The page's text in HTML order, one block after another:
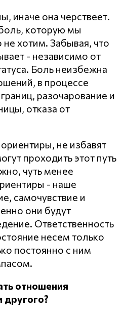
иначе она черствеет.
которую мы
не хотим. Забывая, что
- независимо от
Боль неизбежна
в процессе
разочарование и
отказа от
не избавят
проходить этот путь
чуть менее
- наше
самочувствие и
они будут
Ответственность
несем только
постоянно с ним
отношения
другого?